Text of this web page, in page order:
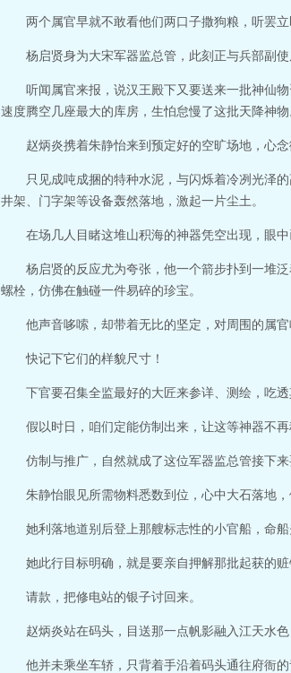
两个属官早就不敢看他们两口子撒狗粮，听罢
杨启贤身为大宋军器监总管，此刻正与兵部副
听闻属官来报，说汉王殿下又要送来一批神仙
速度腾空几座最大的库房，生怕怠慢了这批天降神物
赵炳炎携着朱静怡来到预定好的空旷场地，心
只见成吨成捆的特种水泥，与闪烁着冷冽光泽
井架、门字架等设备轰然落地，激起一片尘土。
在场几人目睹这堆山积海的神器凭空出现，眼
杨启贤的反应尤为夸张，他一个箭步扑到一堆
螺栓，仿佛在触碰一件易碎的珍宝。
他声音哆嗦，却带着无比的坚定，对周围的属官
快记下它们的样貌尺寸！
下官要召集全监最好的大匠来参详、测绘，吃透
假以时日，咱们定能仿制出来，让这等神器不
仿制与推广，自然就成了这位军器监总管接下来
朱静怡眼见所需物料悉数到位，心中大石落地，
她利落地道别后登上那艘标志性的小官船，命
她此行目标明确，就是要亲自押解那批起获的
请款，把修电站的银子讨回来。
赵炳炎站在码头，目送那一点帆影融入江天水
他并未乘坐车轿，只背着手沿着码头通往府衙